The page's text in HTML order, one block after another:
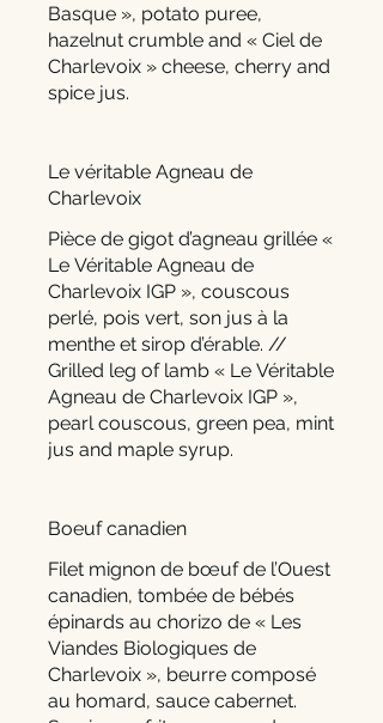
Basque », potato puree,
hazelnut crumble and « Ciel de
Charlevoix » cheese, cherry and
spice jus.
Le véritable Agneau de
Charlevoix
Pièce de gigot d’agneau grillée «
Le Véritable Agneau de
Charlevoix IGP », couscous
perlé, pois vert, son jus à la
menthe et sirop d’érable. //
Grilled leg of lamb « Le Véritable
Agneau de Charlevoix IGP »,
pearl couscous, green pea, mint
jus and maple syrup.
Boeuf canadien
Filet mignon de bœuf de l’Ouest
canadien, tombée de bébés
épinards au chorizo de « Les
Viandes Biologiques de
Charlevoix », beurre composé
au homard, sauce cabernet.